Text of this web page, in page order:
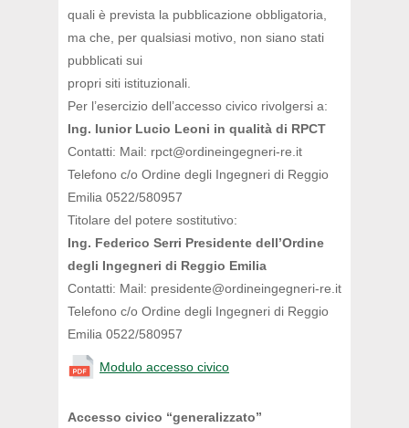
quali è prevista la pubblicazione obbligatoria,
ma che, per qualsiasi motivo, non siano stati
pubblicati sui
propri siti istituzionali.
Per l’esercizio dell’accesso civico rivolgersi a:
Ing. Iunior Lucio Leoni in qualità di RPCT
Contatti: Mail: rpct@ordineingegneri-re.it
Telefono c/o Ordine degli Ingegneri di Reggio
Emilia 0522/580957
Titolare del potere sostitutivo:
Ing. Federico Serri Presidente dell’Ordine
degli Ingegneri di Reggio Emilia
Contatti: Mail: presidente@ordineingegneri-re.it
Telefono c/o Ordine degli Ingegneri di Reggio
Emilia 0522/580957
Modulo accesso civico
Accesso civico “generalizzato”